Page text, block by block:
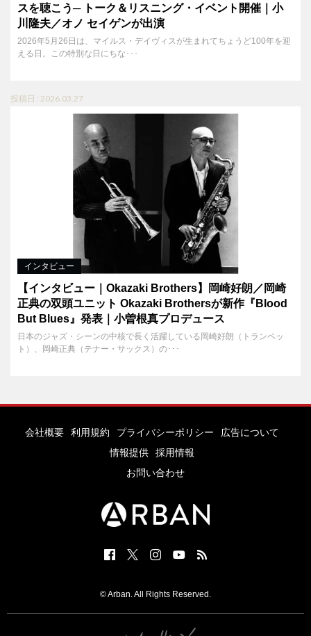
スを聴こう─ トーク＆リスニング・イベント開催｜小
川隆夫／オノ セイゲンが出演
2026年5月26日は、マイルス・デイヴィスが生まれてちょうど100年を迎
える日。この特別な日にちな･･･
投稿日 : 2026.03.27
インタビュー
【インタビュー｜Okazaki Brothers】岡崎好朗／岡崎
正典の双頭ユニット Okazaki Brothersが新作『Blood
But Blues』発表｜小曽根真プロデュース
日本のジャズ・シーンの中核で長く活躍している岡崎好朗（トランペッ
ト）、岡崎正典（テナー・サックス）の･･･
会社概要 利用規約 プライバシーポリシー
広告について
情報提供
採用情報
お問い合わせ
© Arban. All Rights Reserved.